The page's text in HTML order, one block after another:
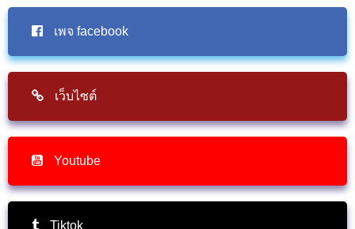
เพจ facebook
เว็บไซต์
Youtube
Tiktok